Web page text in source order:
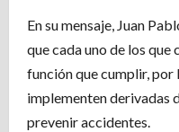
En su mensaje, Juan
que cada uno de los
función que cumplir, por
implementen derivadas
prevenir accidentes.